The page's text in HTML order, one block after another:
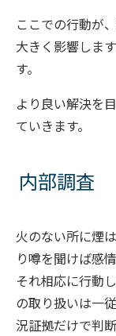
ここでの行動が
大きく影響しま
す。
より良い解決を
ていきます。
内部調査
火のない所に煙
り噂を聞けば感
それ相応に行動
の取り扱いは一
況証拠だけで判